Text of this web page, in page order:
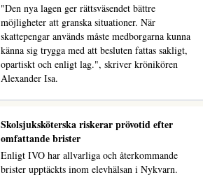
"Den nya lagen ger rättsväsendet bättre
möjligheter att granska situationer. När
skattepengar används måste medborgarna kunna
känna sig trygga med att besluten fattas sakligt,
opartiskt och enligt lag.", skriver krönikören
Alexander Isa.
Skolsjuksköterska riskerar prövotid efter
omfattande brister
Enligt IVO har allvarliga och återkommande
brister upptäckts inom elevhälsan i Nykvarn.